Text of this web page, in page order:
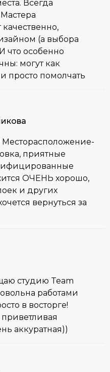
Всегда
(а выбора
что особенно
могут как
просто помолчать
Месторасположение-
приятные
ОЧЕНЬ хорошо,
и других
вернуться за
студию Team
работами
в восторге!
аккуратная))